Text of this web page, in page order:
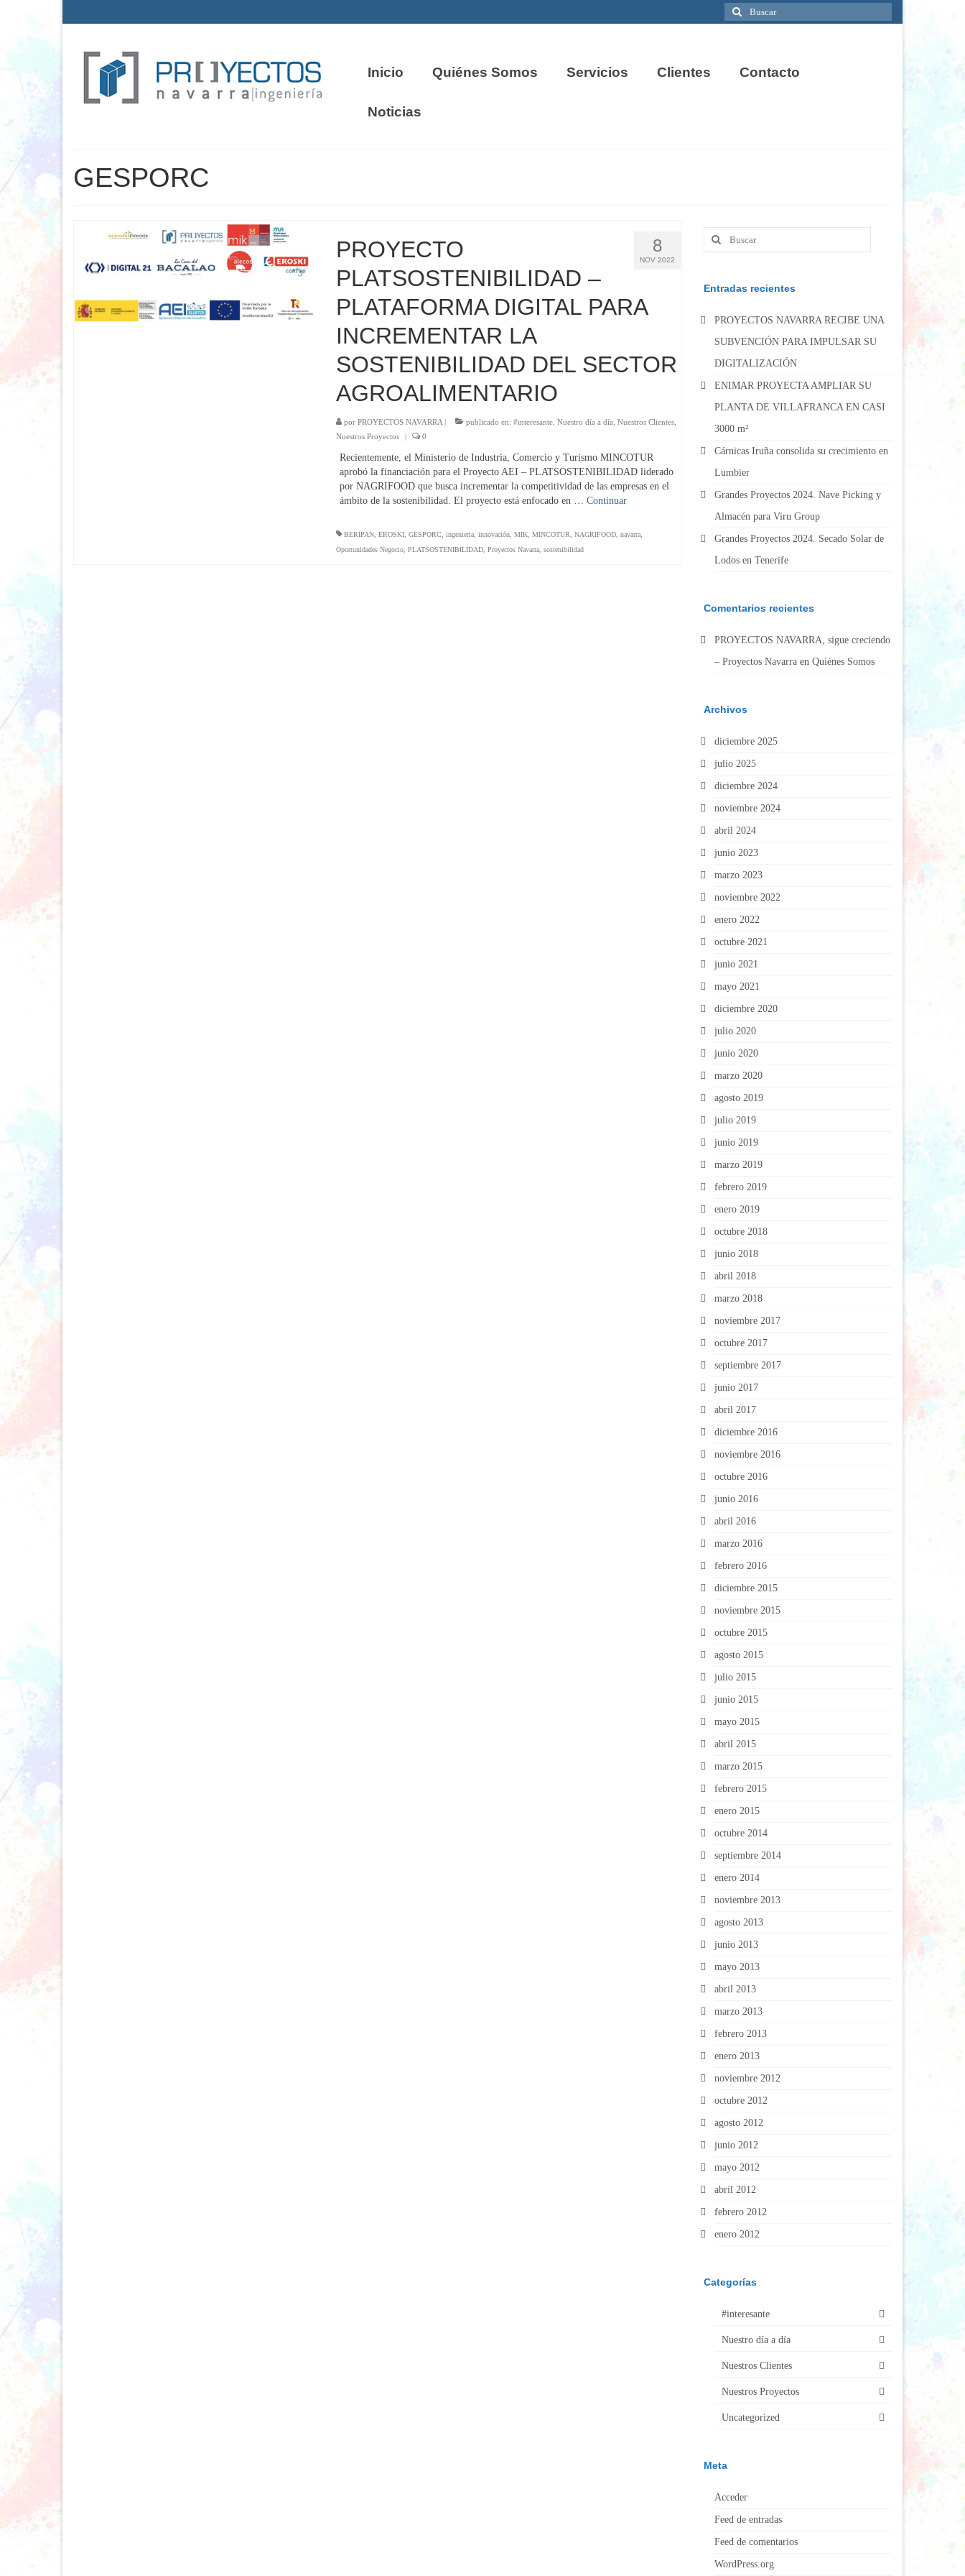
Buscar
por:
Inicio Quiénes Somos Servicios Clientes Contacto
Noticias
GESPORC
8
NOV 2022
PROYECTO
PLATSOSTENIBILIDAD –
PLATAFORMA DIGITAL PARA
INCREMENTAR LA
SOSTENIBILIDAD DEL SECTOR
AGROALIMENTARIO
por PROYECTOS NAVARRA| publicado en: #interesante, Nuestro día a día Nuestros Clientes,
Nuestros Proyectos
| 0
Recientemente, el Ministerio de Industria, Comercio y Turismo MINCOTUR
aprobó la financiación para el Proyecto AEI – PLATSOSTENIBILIDAD liderado
por NAGRIFOOD que busca incrementar la competitividad de las empresas en el
ámbito de la sostenibilidad. El proyecto está enfocado en … Continuar
BERIPAN, EROSKI, GESPORC ingenieria, innovación, MIK, MINCOTUR NAGRIFOOD, navarra,
Oportunidades Negocio, PLATSOSTENIBILIDAD, Proyectos Navarra, sostenibilidad
Buscar
por:
Entradas recientes
PROYECTOS NAVARRA RECIBE UNA
SUBVENCIÓN PARA IMPULSAR SU
DIGITALIZACIÓN
ENIMAR PROYECTA AMPLIAR SU
PLANTA DE VILLAFRANCA EN CASI
3000 m²
Cárnicas Iruña consolida su crecimiento en
Lumbier
Grandes Proyectos 2024. Nave Picking y
Almacén para Viru Group
Grandes Proyectos 2024. Secado Solar de
Lodos en Tenerife
Comentarios recientes
PROYECTOS NAVARRA, sigue creciendo
– Proyectos Navarraen Quiénes Somos
Archivos
diciembre 2025
julio 2025
diciembre 2024
noviembre 2024
abril 2024
junio 2023
marzo 2023
noviembre 2022
enero 2022
octubre 2021
junio 2021
mayo 2021
diciembre 2020
julio 2020
junio 2020
marzo 2020
agosto 2019
julio 2019
junio 2019
marzo 2019
febrero 2019
enero 2019
octubre 2018
junio 2018
abril 2018
marzo 2018
noviembre 2017
octubre 2017
septiembre 2017
junio 2017
abril 2017
diciembre 2016
noviembre 2016
octubre 2016
junio 2016
abril 2016
marzo 2016
febrero 2016
diciembre 2015
noviembre 2015
octubre 2015
agosto 2015
julio 2015
junio 2015
mayo 2015
abril 2015
marzo 2015
febrero 2015
enero 2015
octubre 2014
septiembre 2014
enero 2014
noviembre 2013
agosto 2013
junio 2013
mayo 2013
abril 2013
marzo 2013
febrero 2013
enero 2013
noviembre 2012
octubre 2012
agosto 2012
junio 2012
mayo 2012
abril 2012
febrero 2012
enero 2012
Categorías
#interesante
Nuestro día a día
Nuestros Clientes
Nuestros Proyectos
Uncategorized
Meta
Acceder
Feed de entradas
Feed de comentarios
WordPress.org